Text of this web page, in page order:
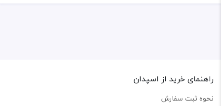
راهنمای خرید از اسپدان
نحوه ثبت سفارش